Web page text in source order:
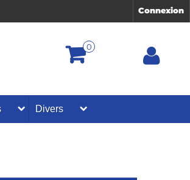
Connexion
0
Divers